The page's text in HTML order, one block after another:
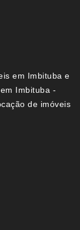
em Imbituba e
Imbituba -
de imóveis